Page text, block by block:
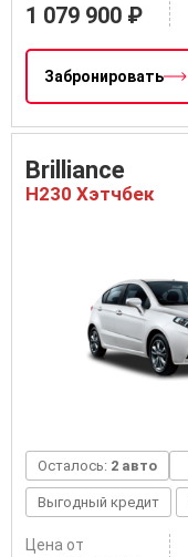
1 079 900 ₽
Забронировать
Brilliance
H230 Хэтчбек
Осталось: 2 авто
Выгодный кредит
Цена от